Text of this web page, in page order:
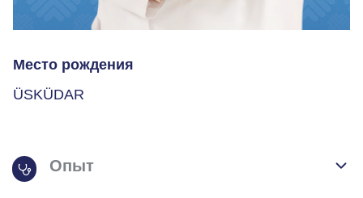
Место рождения
ÜSKÜDAR
Опыт